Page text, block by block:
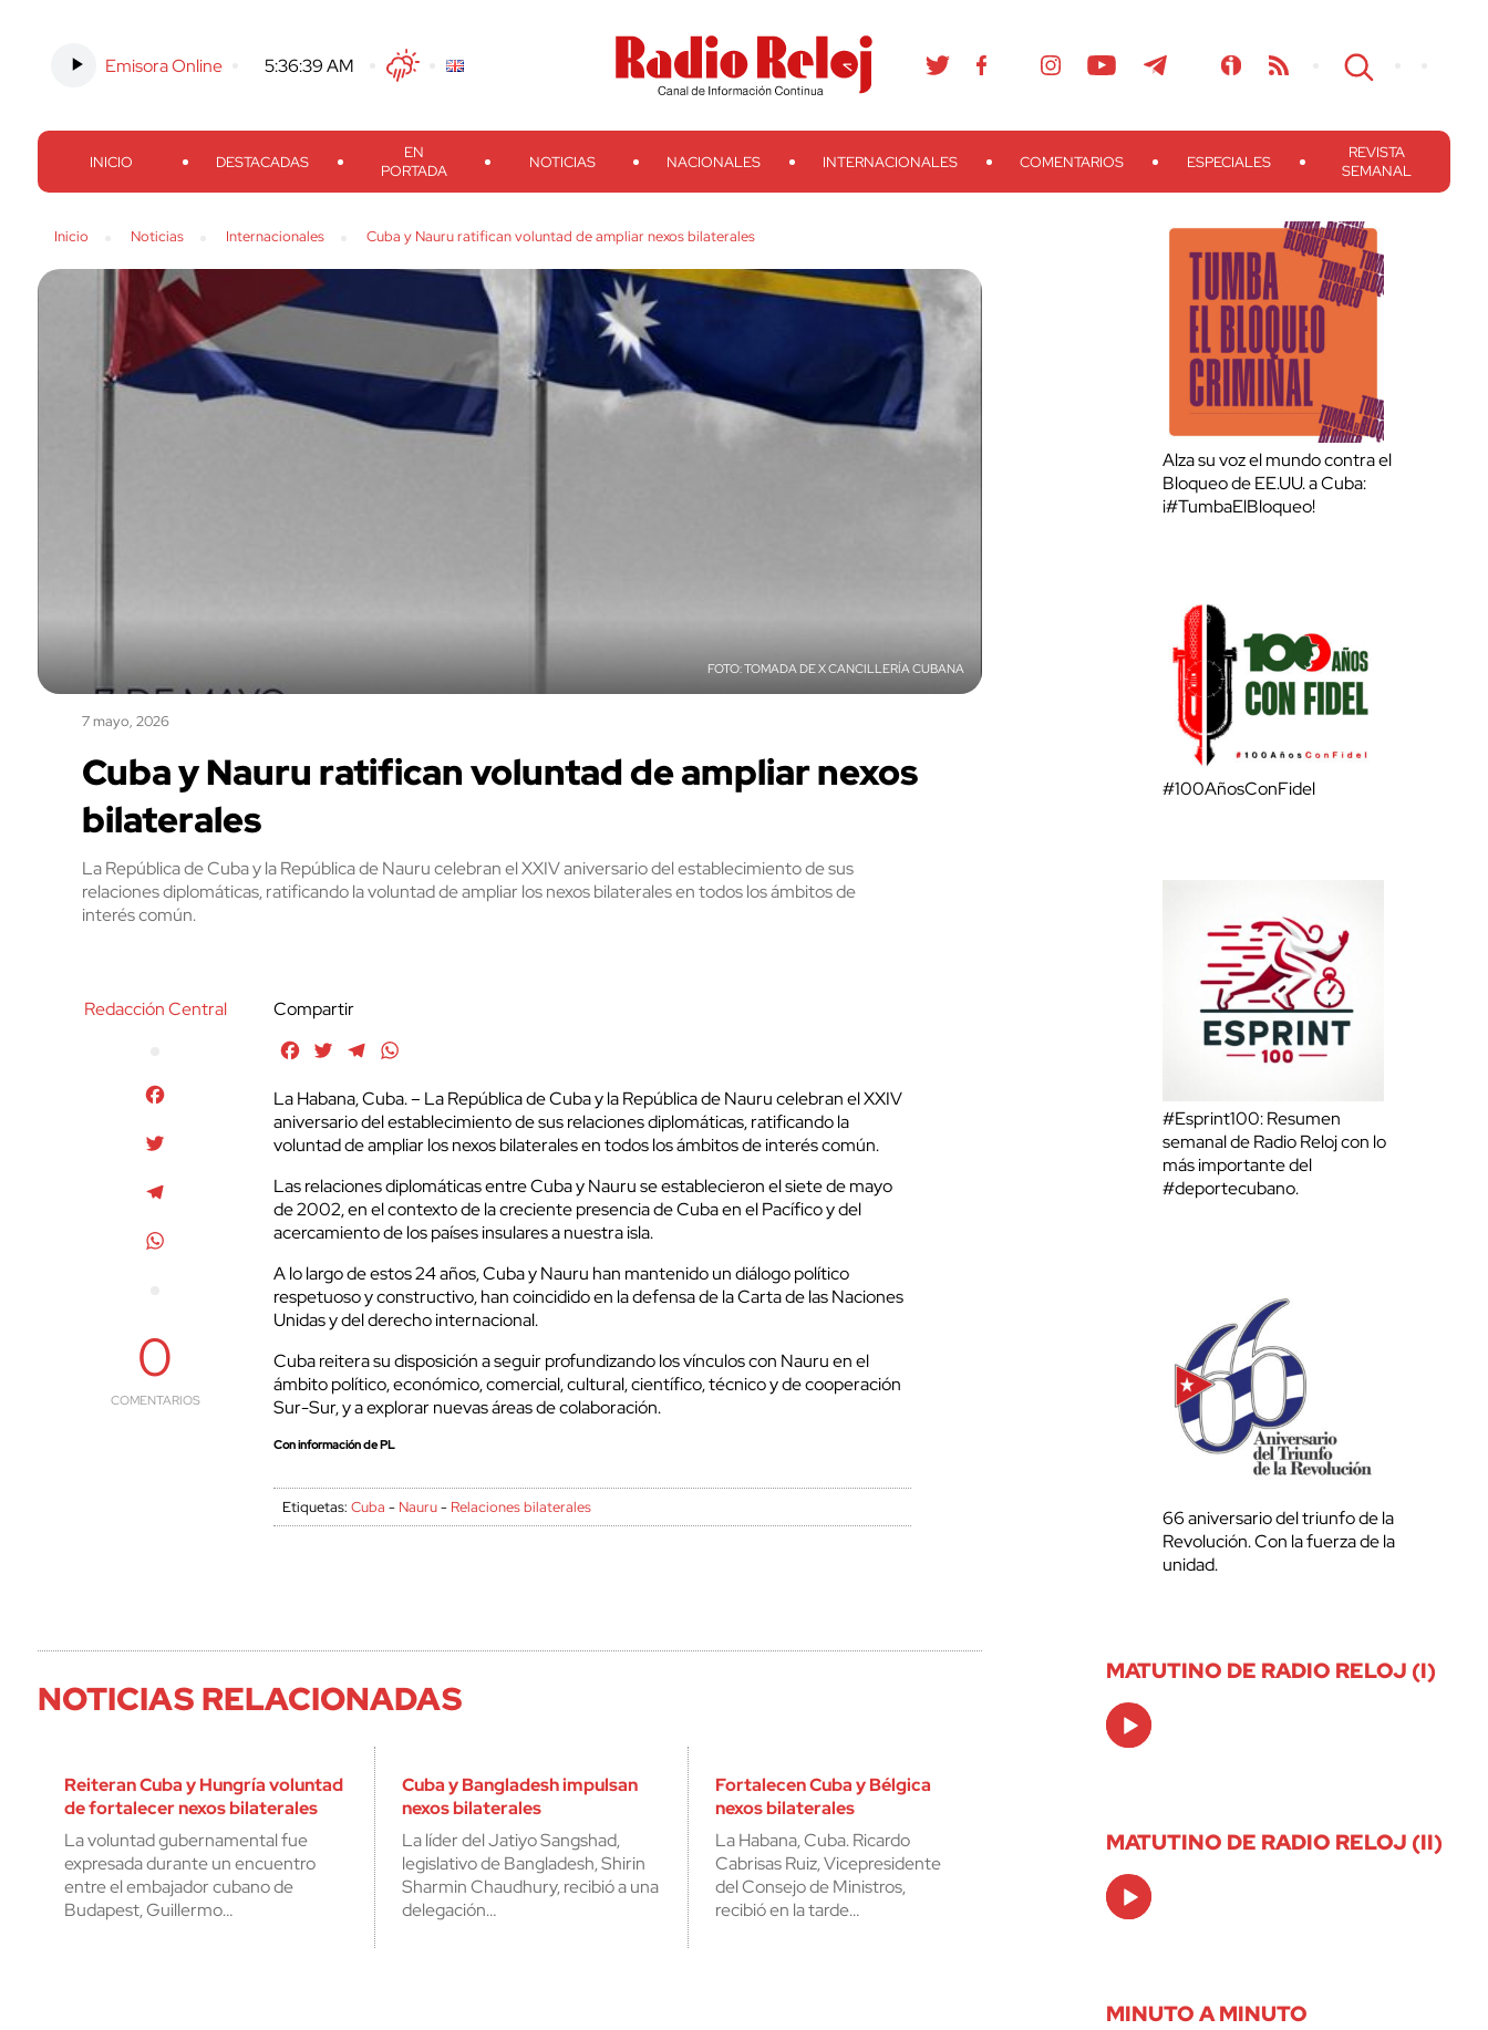
Emisora Online 5:36:40 AM TwitterFacebook
Threads
Instagram TelegramTeveo Ivoox RSS Search
INICIO DESTACADAS
EN
PORTADA
NOTICIAS NACIONALES INTERNACIONALES COMENTARIOS ESPECIALES
REVISTA
SEMANAL
Inicio Noticias Internacionales Cuba y Nauru ratifican voluntad de ampliar nexos bilaterales
TOMADA DE X CANCILLERÍA CUBANA
7 mayo, 2026
Cuba y Nauru ratifican voluntad de ampliar nexos
bilaterales
La República de Cuba y la República de Nauru celebran el XXIV aniversario del establecimiento de sus
relaciones diplomáticas, ratificando la voluntad de ampliar los nexos bilaterales en todos los ámbitos de
interés común.
Redacción Central
0
COMENTARIOS
Compartir
FacebookTwitterTelegram
La Habana, Cuba. – La República de Cuba y la República de Nauru celebran el XXIV
aniversario del establecimiento de sus relaciones diplomáticas, ratificando la
voluntad de ampliar los nexos bilaterales en todos los ámbitos de interés común.
Las relaciones diplomáticas entre Cuba y Nauru se establecieron el siete de mayo
de 2002, en el contexto de la creciente presencia de Cuba en el Pacífico y del
acercamiento de los países insulares a nuestra isla.
A lo largo de estos 24 años, Cuba y Nauru han mantenido un diálogo político
respetuoso y constructivo, han coincidido en la defensa de la Carta de las Naciones
Unidas y del derecho internacional.
Cuba reitera su disposición a seguir profundizando los vínculos con Nauru en el
ámbito político, económico, comercial, cultural, científico, técnico y de cooperación
Sur-Sur, y a explorar nuevas áreas de colaboración.
Con información de PL
Etiquetas:Cuba - Nauru- Relaciones bilaterales
NOTICIAS RELACIONADAS
Reiteran Cuba y Hungría voluntad
de fortalecer nexos bilaterales
La voluntad gubernamental fue
expresada durante un encuentro
entre el embajador cubano de
Budapest, Guillermo…
Cuba y Bangladesh impulsan
nexos bilaterales
La líder del Jatiyo Sangshad,
legislativo de Bangladesh, Shirin
Sharmin Chaudhury, recibió a una
delegación…
Fortalecen Cuba y Bélgica
nexos bilaterales
La Habana, Cuba. Ricardo
Cabrisas Ruiz, Vicepresidente
del Consejo de Ministros,
recibió en la tarde…
Alza su voz el mundo contra el
Bloqueo de EE.UU. a Cuba:
¡#TumbaElBloqueo!
#100AñosConFidel
#Esprint100: Resumen
semanal de Radio Reloj con lo
más importante del
#deportecubano.
66 aniversario del triunfo de la
Revolución. Con la fuerza de la
unidad.
MATUTINO DE RADIO RELOJ (I)
Audio
Player
MATUTINO DE RADIO RELOJ (II)
Audio
Player
MINUTO A MINUTO